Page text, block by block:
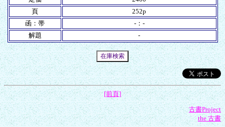
頁
252p
函：帯
-：-
解題
-
[前頁]
古書Project
the 古書